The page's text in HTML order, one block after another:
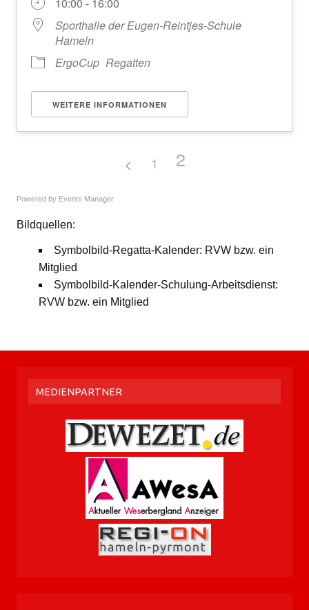
10:00 - 16:00
Sporthalle der Eugen-Reintjes-Schule
Hameln
ErgoCup Regatten
WEITERE INFORMATIONEN
1 2
Powered by Events Manager
Bildquellen:
Symbolbild-Regatta-Kalender: RVW bzw. ein
Mitglied
Symbolbild-Kalender-Schulung-Arbeitsdienst:
RVW bzw. ein Mitglied
MEDIENPARTNER